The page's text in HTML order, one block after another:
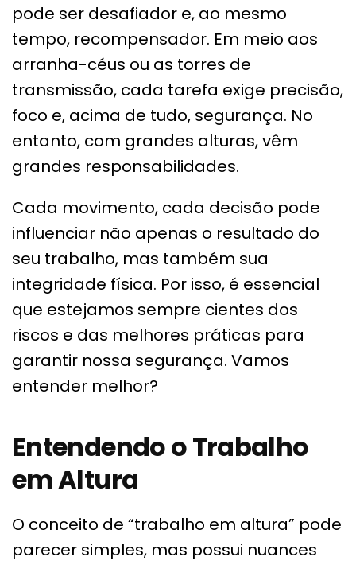
pode ser desafiador e, ao mesmo
tempo, recompensador. Em meio aos
arranha-céus ou as torres de
transmissão, cada tarefa exige precisão,
foco e, acima de tudo, segurança. No
entanto, com grandes alturas, vêm
grandes responsabilidades.
Cada movimento, cada decisão pode
influenciar não apenas o resultado do
seu trabalho, mas também sua
integridade física. Por isso, é essencial
que estejamos sempre cientes dos
riscos e das melhores práticas para
garantir nossa segurança. Vamos
entender melhor?
Entendendo o Trabalho
em Altura
O conceito de “trabalho em altura” pode
parecer simples, mas possui nuances